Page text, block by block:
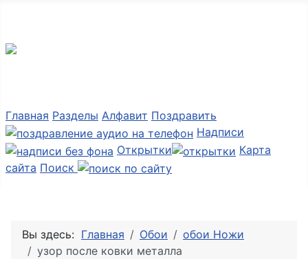
Главная Разделы Алфавит Поздравить
Надписи
Открытки
Карта
сайта Поиск
Вы здесь: Главная Обои
обои Ножи
узор после ковки металла